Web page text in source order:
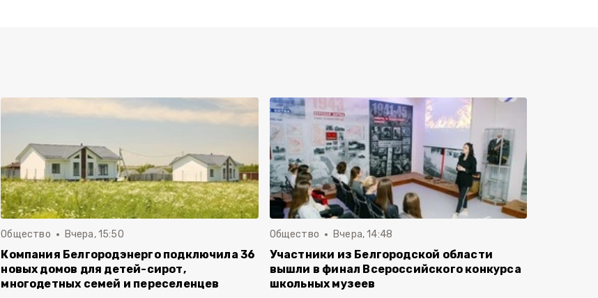
Общество Вчера, 15:50
Компания Белгородэнерго подключила 36
новых домов для детей-сирот,
многодетных семей и переселенцев
Общество Вчера, 14:48
Участники из Белгородской области
вышли в финал Всероссийского конкурса
школьных музеев